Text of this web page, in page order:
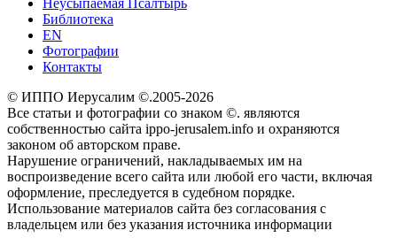
Библиотека
EN
Фотографии
Контакты
© ИППО Иерусалим ©.2005-2026
Все статьи и фотографии со знаком ©. являются
собственностью сайта ippo-jerusalem.info и охраняются
законом об авторском праве.
Нарушение ограничений, накладываемых им на
воспроизведение всего сайта или любой его части, включая
оформление, преследуется в судебном порядке.
Использование материалов сайта без согласования с
владельцем или без указания источника информации